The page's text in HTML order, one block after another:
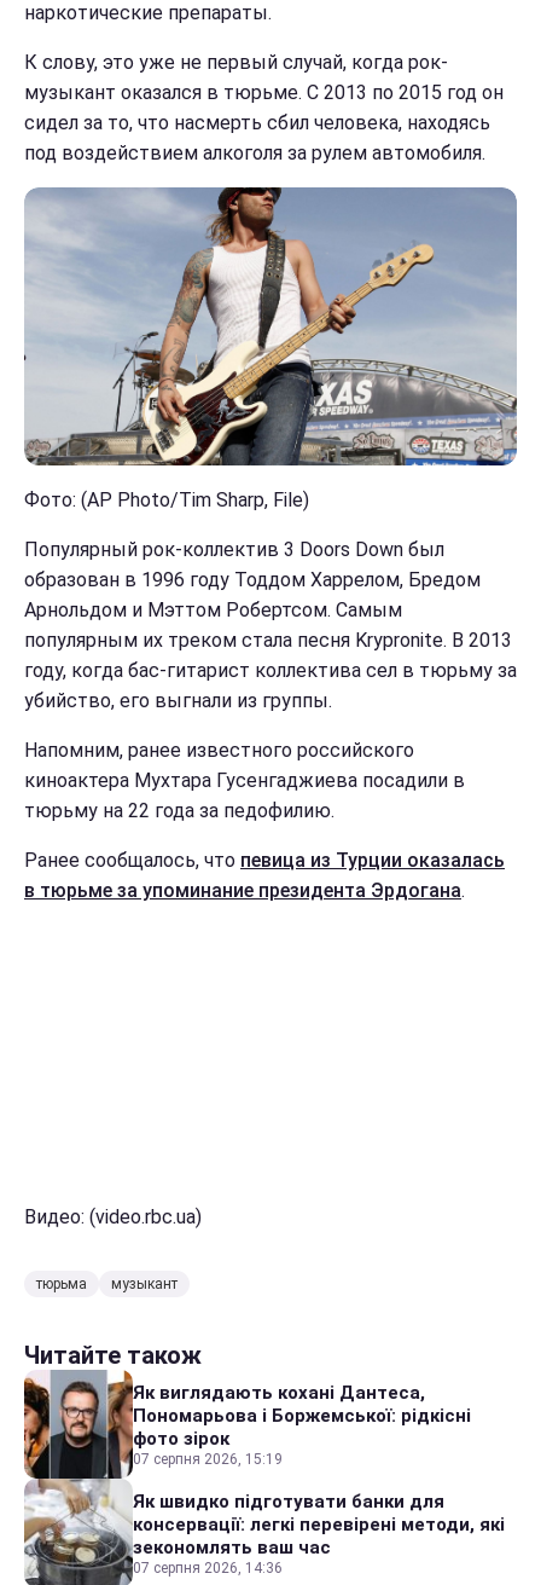
наркотические препараты.
К слову, это уже не первый случай, когда рок-
музыкант оказался в тюрьме. С 2013 по 2015 год он
сидел за то, что насмерть сбил человека, находясь
под воздействием алкоголя за рулем автомобиля.
Фото: (AP Photo/Tim Sharp, File)
Популярный рок-коллектив 3 Doors Down был
образован в 1996 году Тоддом Харрелом, Бредом
Арнольдом и Мэттом Робертсом. Самым
популярным их треком стала песня Krypronite. В 2013
году, когда бас-гитарист коллектива сел в тюрьму за
убийство, его выгнали из группы.
Напомним, ранее известного российского
киноактера Мухтара Гусенгаджиева посадили в
тюрьму на 22 года за педофилию.
Ранее сообщалось, что певица из Турции оказалась
в тюрьме за упоминание президента Эрдогана.
Видео: (video.rbc.ua)
тюрьма музыкант
Читайте також
Як виглядають кохані Дантеса,
Пономарьова і Боржемської: рідкісні
фото зірок
07 серпня 2026, 15:19
Як швидко підготувати банки для
консервації: легкі перевірені методи, які
зекономлять ваш час
07 серпня 2026, 14:36